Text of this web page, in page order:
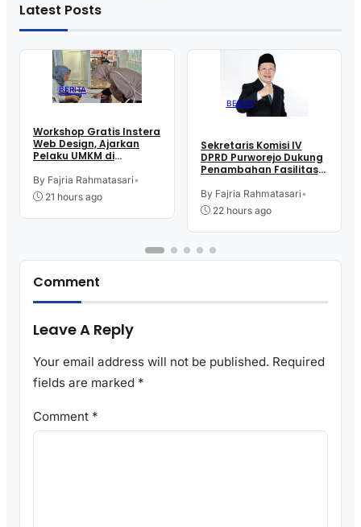
Latest Posts
BERITA
Workshop Gratis Instera
Web Design, Ajarkan
Pelaku UMKM di
Teknologi Digital buat
Jualan
By Fajria Rahmatasari•
21 hours ago
BERITA
Sekretaris Komisi IV
DPRD Purworejo Dukung
Penambahan Fasilitas
Tjitrowardojo
By Fajria Rahmatasari•
22 hours ago
Comment
Leave A Reply
Your email address will not be published. Required
fields are marked *
Comment *